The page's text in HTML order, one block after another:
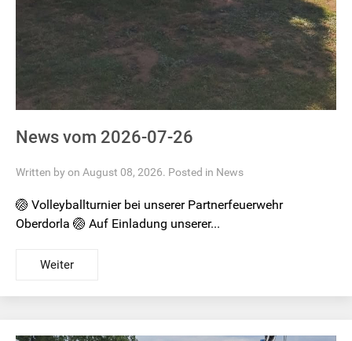
News vom 2026-07-26
Written by on August 08, 2026. Posted in News
🏐 Volleyballturnier bei unserer Partnerfeuerwehr
Oberdorla 🏐 Auf Einladung unserer...
Weiter